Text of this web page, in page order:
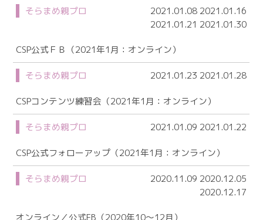
2021.01.08 2021.01.16
2021.01.21 2021.01.30
そらまめ親プロ
CSP公式ＦＢ（2021年1月：オンライン）
2021.01.23 2021.01.28
そらまめ親プロ
CSPコンテンツ練習会（2021年1月：オンライン）
2021.01.09 2021.01.22
そらまめ親プロ
CSP公式フォローアップ（2021年1月：オンライン）
2020.11.09 2020.12.05
2020.12.17
そらまめ親プロ
オンライン／公式FB（2020年10～12月）